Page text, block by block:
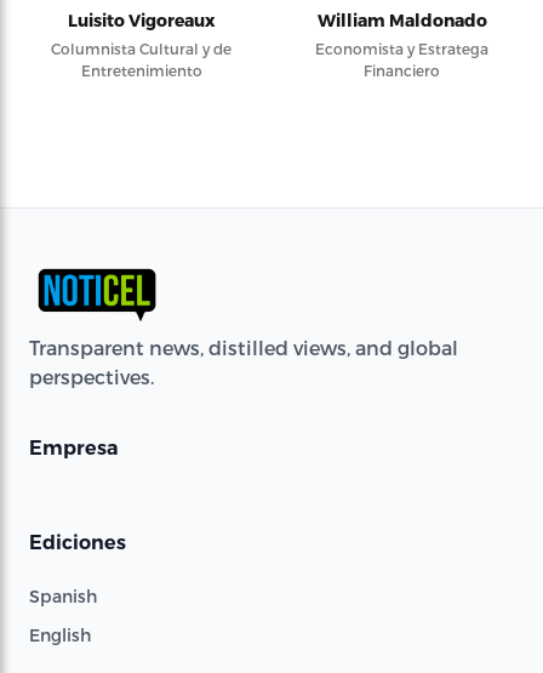
Luisito Vigoreaux
Columnista Cultural y de
Entretenimiento
William Maldonado
Economista y Estratega
Financiero
Transparent news, distilled views, and global
perspectives.
Empresa
Ediciones
Spanish
English